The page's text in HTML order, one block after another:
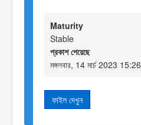
Maturity
Stable
প্রকাশ পেয়েছে
মঙ্গলবার, 14 মার্চ 2023 15:26
ফাইল দেখুন